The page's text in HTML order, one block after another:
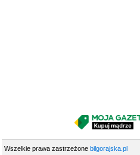
Wszelkie prawa zastrzeżone bilgorajska.pl